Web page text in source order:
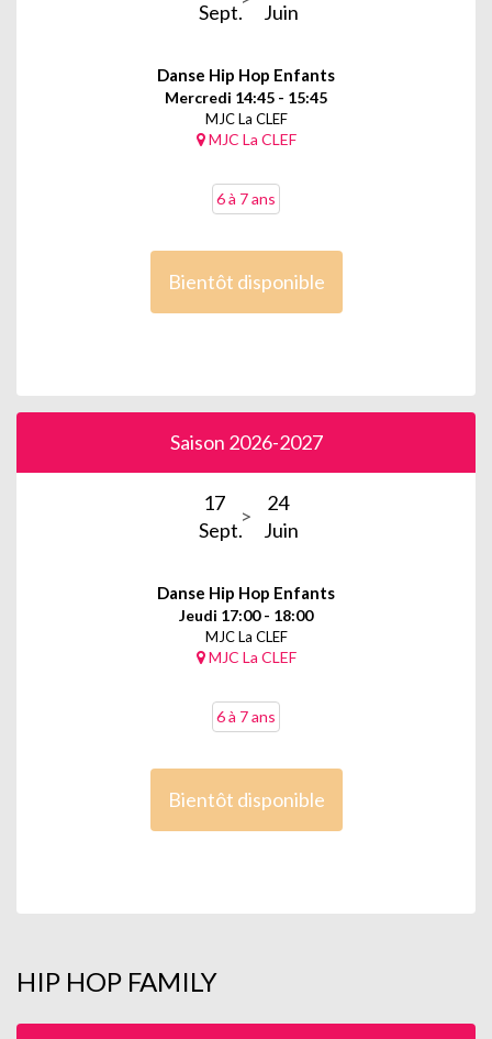
Sept.
Juin
Danse Hip Hop Enfants
Mercredi 14:45 - 15:45
MJC La CLEF
MJC La CLEF
6 à 7 ans
Bientôt disponible
Saison 2026-2027
17
Sept.
24
Juin
Danse Hip Hop Enfants
Jeudi 17:00 - 18:00
MJC La CLEF
MJC La CLEF
6 à 7 ans
Bientôt disponible
HIP HOP FAMILY